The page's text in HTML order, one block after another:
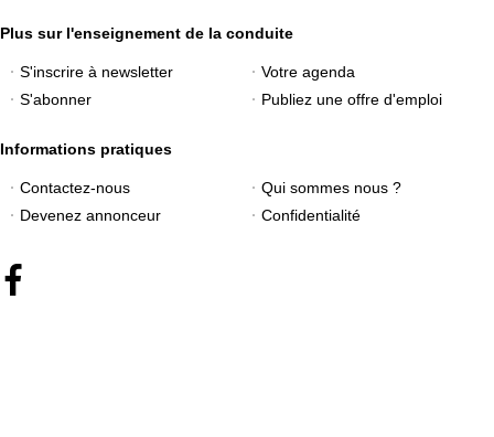
Plus sur l'enseignement de la conduite
S'inscrire à newsletter
Votre agenda
S'abonner
Publiez une offre d'emploi
Informations pratiques
Contactez-nous
Qui sommes nous ?
Devenez annonceur
Confidentialité